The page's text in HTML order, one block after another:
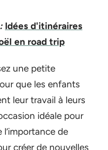
Idées d'itinéraires
en road trip
une petite
que les enfants
leur travail à leurs
idéale pour
l’importance de
créer de nouvelles